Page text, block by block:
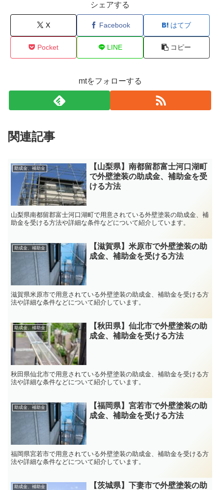
シェアする
X Facebook はてブ
Pocket LINE コピー
mtをフォローする
関連記事
助成金、補助金
【山梨県】南都留郡富士河口湖町
で外壁塗装の助成金、補助金を受
ける方法
山梨県南都留郡富士河口湖町で用意されている外壁塗装の助成金、補
助金を受ける方法や詳細な条件などについて紹介しています。
助成金、補助金
【滋賀県】米原市で外壁塗装の助
成金、補助金を受ける方法
滋賀県米原市で用意されている外壁塗装の助成金、補助金を受ける方
法や詳細な条件などについて紹介しています。
助成金、補助金
【秋田県】仙北市で外壁塗装の助
成金、補助金を受ける方法
秋田県仙北市で用意されている外壁塗装の助成金、補助金を受ける方
法や詳細な条件などについて紹介しています。
助成金、補助金
【福岡県】宮若市で外壁塗装の助
成金、補助金を受ける方法
福岡県宮若市で用意されている外壁塗装の助成金、補助金を受ける方
法や詳細な条件などについて紹介しています。
助成金、補助金
【茨城県】下妻市で外壁塗装の助